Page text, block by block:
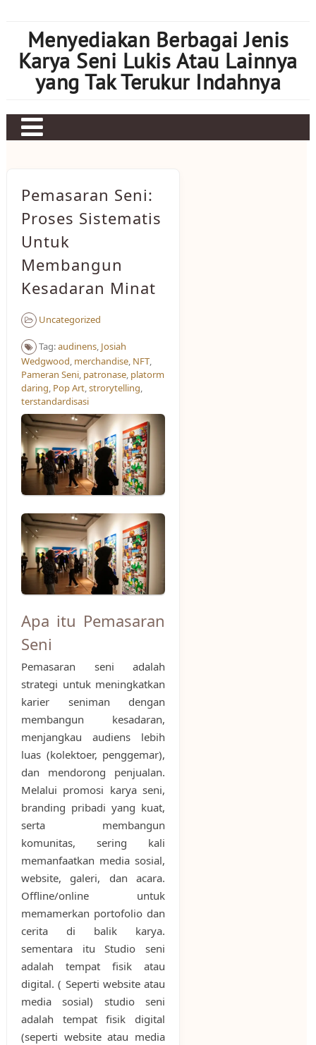
contentMenyediakan Berbagai Jenis
Karya Seni Lukis Atau Lainnya
yang Tak Terukur Indahnya
Pemasaran Seni:
Proses Sistematis
Untuk
Membangun
Kesadaran Minat
Uncategorized
Tag:audinens, Josiah
Wedgwood, merchandise, NFT,
Pameran Seni, patronase, platorm
daring, Pop Art,strorytelling,
terstandardisasi
Apa itu Pemasaran
Seni
Pemasaran seni adalah
strategi untuk meningkatkan
karier seniman dengan
membangun kesadaran,
menjangkau audiens lebih
luas (kolektoer, penggemar),
dan mendorong penjualan.
Melalui promosi karya seni,
branding pribadi yang kuat,
serta membangun
komunitas, sering kali
memanfaatkan media sosial,
website, galeri, dan acara.
Offline/online untuk
memamerkan portofolio dan
cerita di balik karya.
sementara itu Studio seni
adalah tempat fisik atau
digital. ( Seperti website atau
media sosial) studio seni
adalah tempat fisik digital
(seperti website atau media